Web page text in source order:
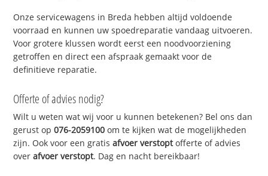
Onze servicewagens in Breda hebben altijd voldoende
voorraad en kunnen uw spoedreparatie vandaag uitvoeren.
Voor grotere klussen wordt eerst een noodvoorziening
getroffen en direct een afspraak gemaakt voor de
definitieve reparatie.
Offerte of advies nodig?
Wilt u weten wat wij voor u kunnen betekenen? Bel ons dan
gerust op076-2059100 om te kijken wat de mogelijkheden
zijn. Ook voor een gratisafvoer verstoptofferte of advies
overafvoer verstopt. Dag en nacht bereikbaar!